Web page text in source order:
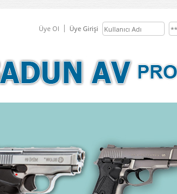
Üye Ol Üye Girişi